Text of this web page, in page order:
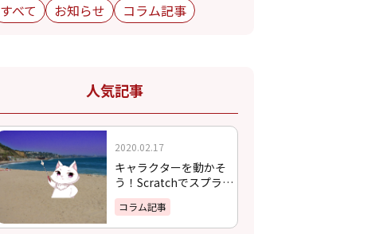
すべて お知らせ コラム記事
人気記事
2020.02.17
キャラクターを動かそ
う！Scratchでスプライ
トを動かす方法
コラム記事